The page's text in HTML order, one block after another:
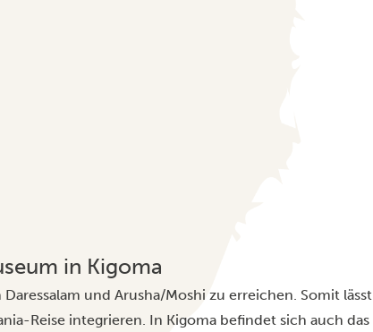
in Kigoma
und Arusha/Moshi zu erreichen. Somit lässt
Reise integrieren. In Kigoma befindet sich auch das